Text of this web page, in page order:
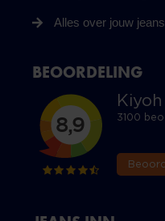
Alles over jouw jeans
BEOORDELING